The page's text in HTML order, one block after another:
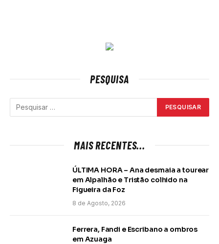
PESQUISA
MAIS RECENTES...
ÚLTIMA HORA – Ana desmaia a tourear
em Alpalhão e Tristão colhido na
Figueira da Foz
8 de Agosto, 2026
Ferrera, Fandi e Escribano a ombros
em Azuaga